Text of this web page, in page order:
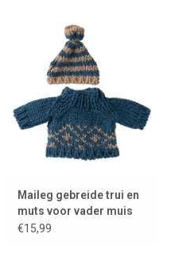
Maileg gebreide trui en
muts voor vader muis
€15,99